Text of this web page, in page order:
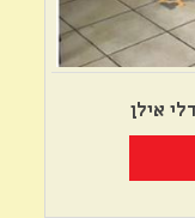
אילן